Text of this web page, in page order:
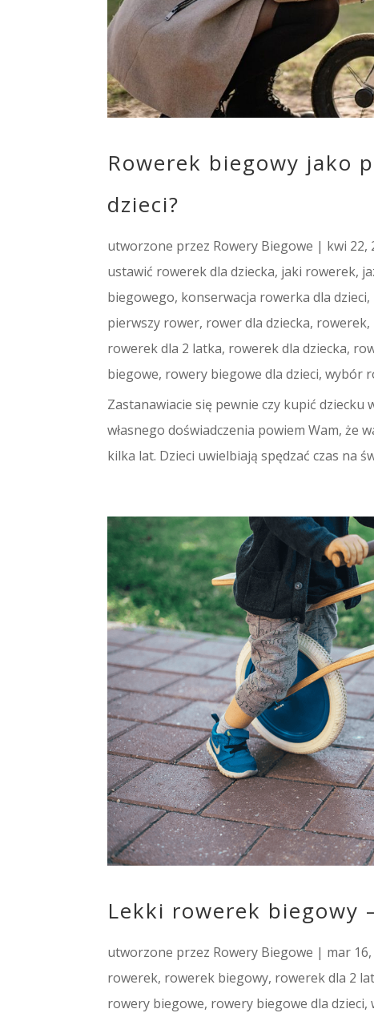
Rowerek biegowy jako
dzieci?
utworzone przez Rowery Biegowe | kwi 22,
ustawić rowerek dla dziecka, jaki rowerek,
biegowego, konserwacja rowerka dla dzieci,
pierwszy rower, rower dla dziecka, rowerek,
rowerek dla 2 latka, rowerek dla dziecka,
biegowe, rowery biegowe dla dzieci,wybór
Zastanawiacie się pewnie czy kupić
własnego doświadczenia powiem Wam, że
kilka lat. Dzieci uwielbiają spędzać czas na
Lekki rowerek biegowy
utworzone przez Rowery Biegowe | mar 16,
rowerek, rowerek biegowy, rowerek dla 2
rowery biegowe, rowery biegowe dla dzieci,